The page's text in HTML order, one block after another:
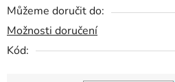
Můžeme doručit do:
Možnosti doručení
Kód: